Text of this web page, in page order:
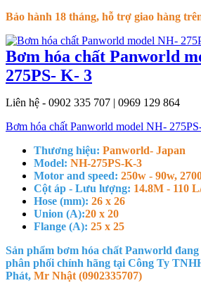
Bảo hành 18 tháng, hỗ trợ giao hàng
Bơm hóa chất Panworld
275PS- K- 3
Liên hệ - 0902 335 707 | 0969 129 864
Bơm hóa chất Panworld model NH-
Thương hiệu: Panworld- Japan
Model: NH-275PS-K-3
Motor and speed: 250w - 90w,
Cột áp - Lưu lượng: 14.8M - 110
Hose (mm): 26 x 26
Union (A):20 x 20
Flange (A): 25 x 25
Sản phẩm bơm hóa chất Panworld
phân phối chính hãng tại Công Ty
Phát, Mr Nhật (0902335707)